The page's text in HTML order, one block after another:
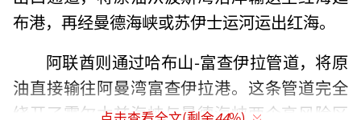
布港，再经曼德海峡或苏伊士运河运出红海。
阿联酋则通过哈布山-富查伊拉管道，将原
油直接输往阿曼湾富查伊拉港。这条管道完全
绕开了霍尔木兹海峡与曼德海峡两个高风险区